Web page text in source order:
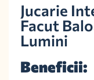
Jucarie
Facut
Lumini
Beneficii: